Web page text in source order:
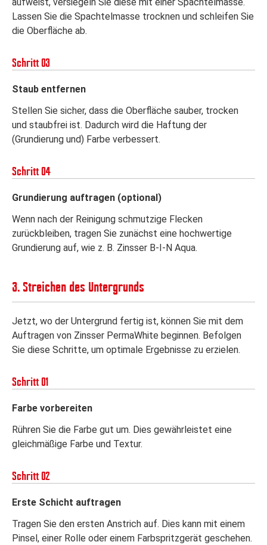
Lassen Sie die Spachtelmasse trocknen und schleifen Sie
die Oberfläche ab.
Schritt 03
Staub entfernen
Stellen Sie sicher, dass die Oberfläche sauber, trocken
und staubfrei ist. Dadurch wird die Haftung der
(Grundierung und) Farbe verbessert.
Schritt 04
Grundierung auftragen (optional)
Wenn nach der Reinigung schmutzige Flecken
zurückbleiben, tragen Sie zunächst eine hochwertige
Grundierung auf, wie z. B. Zinsser B-I-N Aqua.
3. Streichen des Untergrunds
Jetzt, wo der Untergrund fertig ist, können Sie mit dem
Auftragen von Zinsser PermaWhite beginnen. Befolgen
Sie diese Schritte, um optimale Ergebnisse zu erzielen.
Schritt 01
Farbe vorbereiten
Rühren Sie die Farbe gut um. Dies gewährleistet eine
gleichmäßige Farbe und Textur.
Schritt 02
Erste Schicht auftragen
Tragen Sie den ersten Anstrich auf. Dies kann mit einem
Pinsel, einer Rolle oder einem Farbspritzgerät geschehen.